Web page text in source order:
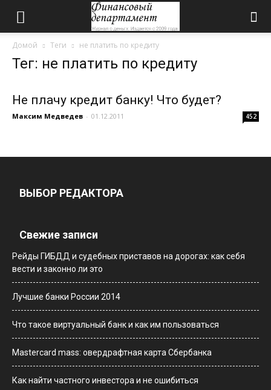
Домой Теги не платить по кредиту
Тег: не платить по кредиту
Не плачу кредит банку! Что будет?
Максим Медведев - 01.12.2011 452
ВЫБОР РЕДАКТОРА
Свежие записи
Рейды ГИБДД и судебных приставов на дорогах: как себя
вести и законно ли это
Лучшие банки России 2014
Что такое виртуальный банк и как им пользоваться
Мastercard mass: овердрафтная карта Сбербанка
Как найти частного инвестора и не ошибиться